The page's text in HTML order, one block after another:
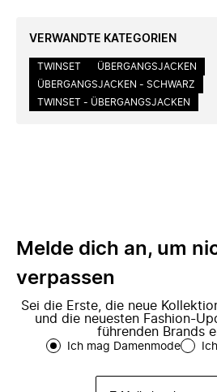
VERWANDTE KATEGORIEN
TWINSET
ÜBERGANGSJACKEN
ÜBERGANGSJACKEN - SCHWARZ
TWINSET - ÜBERGANGSJACKEN
Melde dich an, um
verpassen
Sei die Erste, die neue
und die neuesten Fashion-
führenden Brands
Ich mag Damenmode